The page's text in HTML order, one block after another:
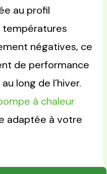
au profil
températures
négatives, ce
de performance
long de l’hiver.
à chaleur
adaptée à votre